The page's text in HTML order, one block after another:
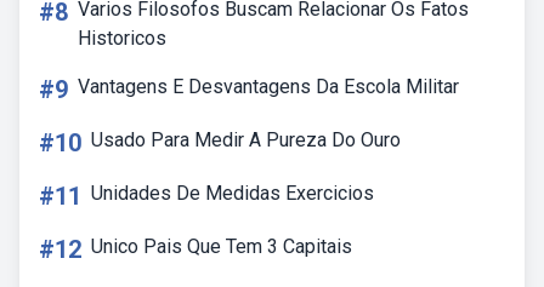
#8 Varios Filosofos Buscam Relacionar Os Fatos
Historicos
#9 Vantagens E Desvantagens Da Escola Militar
#10 Usado Para Medir A Pureza Do Ouro
#11 Unidades De Medidas Exercicios
#12 Unico Pais Que Tem 3 Capitais